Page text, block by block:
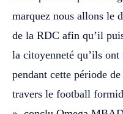
marquez nous allons le
de la RDC afin qu’il
la citoyenneté qu’ils
pendant cette période
travers le football